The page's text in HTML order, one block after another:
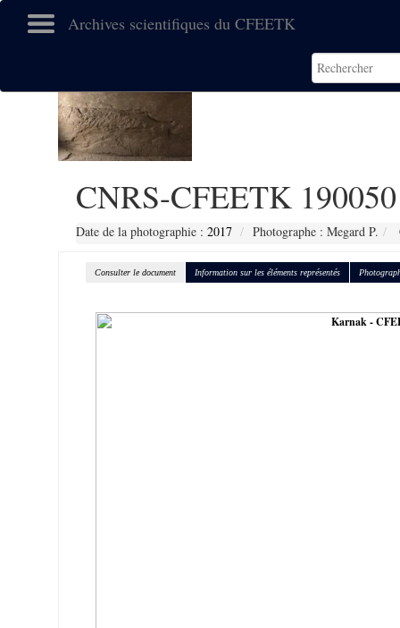
Archives scientifiques du CFEETK
CNRS-CFEETK 190050
Date de la photographie : 2017 Photographe : Megard P.
Consulter le document Information sur les éléments représentés